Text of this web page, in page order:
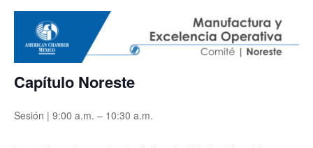
Capítulo Noreste
Sesión | 9:00 a.m. – 10:30 a.m.